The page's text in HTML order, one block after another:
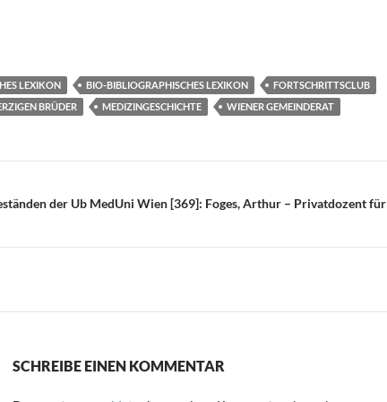
LEXIKON BIO-BIBLIOGRAPHISCHES LEXIKON
FORTSCHRITTSCLUB
BRÜDER
MEDIZINGESCHICHTE WIENER GEMEINDERAT
der Ub MedUni Wien [369]: Foges, Arthur – Privatdozent für
SCHREIBE EINEN KOMMENTAR